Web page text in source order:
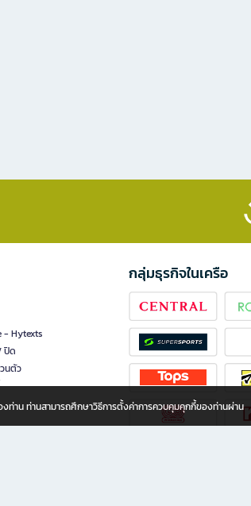
- Hytexts
ปิด
นตัว
กลุ่มธุรกิจในเครือ
ท่าน ท่านสามารถศึกษาวิธีการตั้งค่าการควบคุมคุกกี้ของท่านผ่าน